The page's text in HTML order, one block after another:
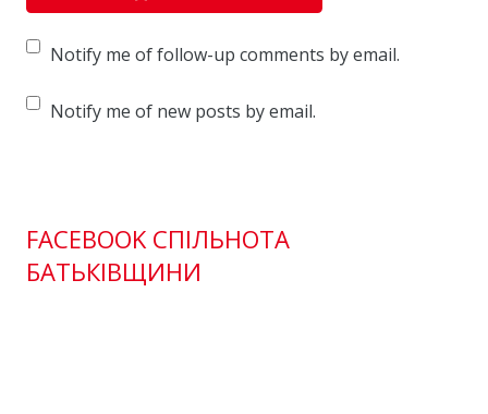
Notify me of follow-up comments by email.
Notify me of new posts by email.
FACEBOOK СПІЛЬНОТА
БАТЬКІВЩИНИ